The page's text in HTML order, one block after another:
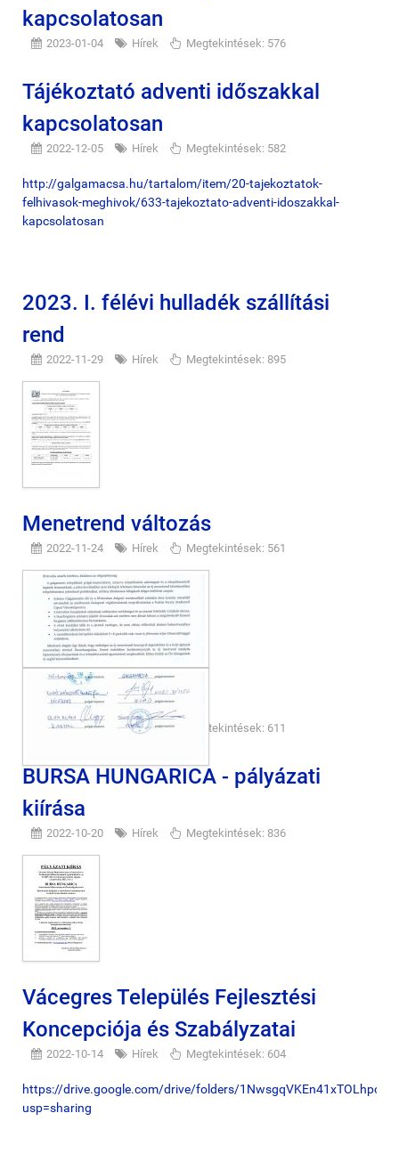
kapcsolatosan
2023-01-04 Hírek Megtekintések: 576
Tájékoztató adventi időszakkal
kapcsolatosan
2022-12-05 Hírek Megtekintések: 582
http://galgamacsa.hu/tartalom/item/20-tajekoztatok-
felhivasok-meghivok/633-tajekoztato-adventi-idoszakkal-
kapcsolatosan
2023. I. félévi hulladék szállítási
rend
2022-11-29 Hírek Megtekintések: 895
Menetrend változás
2022-11-24 Hírek Megtekintések: 561
Közzétételi lista
2022-10-27 Hírek Megtekintések: 611
BURSA HUNGARICA - pályázati
kiírása
2022-10-20 Hírek Megtekintések: 836
Vácegres Település Fejlesztési
Koncepciója és Szabályzatai
2022-10-14 Hírek Megtekintések: 604
https://drive.google.com/drive/folders/
usp=sharing